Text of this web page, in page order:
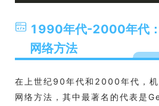
1990年代-2000年代
网络方法
在上世纪90年代和2000年代，
网络方法，其中最著名的代表